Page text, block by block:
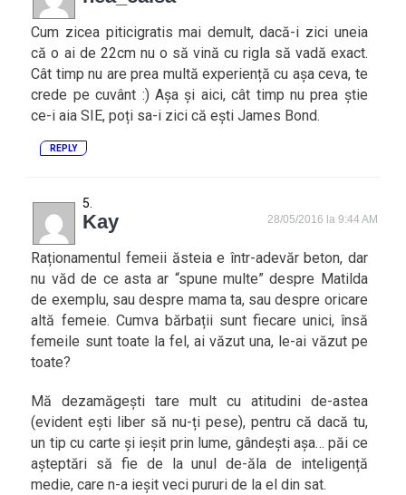
Cum zicea piticigratis mai demult, dacă-i zici uneia
că o ai de 22cm nu o să vină cu rigla să vadă exact.
Cât timp nu are prea multă experiență cu așa ceva, te
crede pe cuvânt :) Așa și aici, cât timp nu prea știe
ce-i aia SIE, poți sa-i zici că ești James Bond.
REPLY
Kay 28/05/2016 la 9:44 AM
Raționamentul femeii ăsteia e într-adevăr beton, dar
nu văd de ce asta ar “spune multe” despre Matilda
de exemplu, sau despre mama ta, sau despre oricare
altă femeie. Cumva bărbații sunt fiecare unici, însă
femeile sunt toate la fel, ai văzut una, le-ai văzut pe
toate?
Mă dezamăgești tare mult cu atitudini de-astea
(evident ești liber să nu-ți pese), pentru că dacă tu,
un tip cu carte și ieșit prin lume, gândești așa… păi ce
așteptări să fie de la unul de-ăla de inteligență
medie, care n-a ieșit veci pururi de la el din sat.